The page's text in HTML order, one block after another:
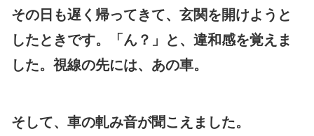
その日も遅く帰ってきて、玄関を開けようと
したときです。「ん？」と、違和感を覚えま
した。視線の先には、あの車。
そして、車の軋み音が聞こえました。